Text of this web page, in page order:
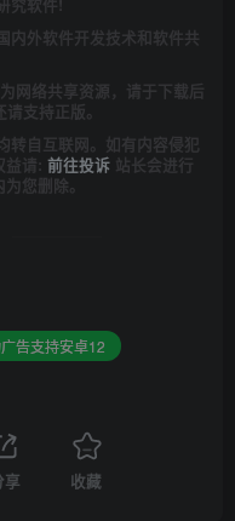
究软件!
内外软件开发技术和软件共
网络共享资源，请于下载后
支持正版。
转自互联网。如有内容侵犯
益请: 前往投诉 站长会进行
您删除。
告支持安卓12
享 收藏